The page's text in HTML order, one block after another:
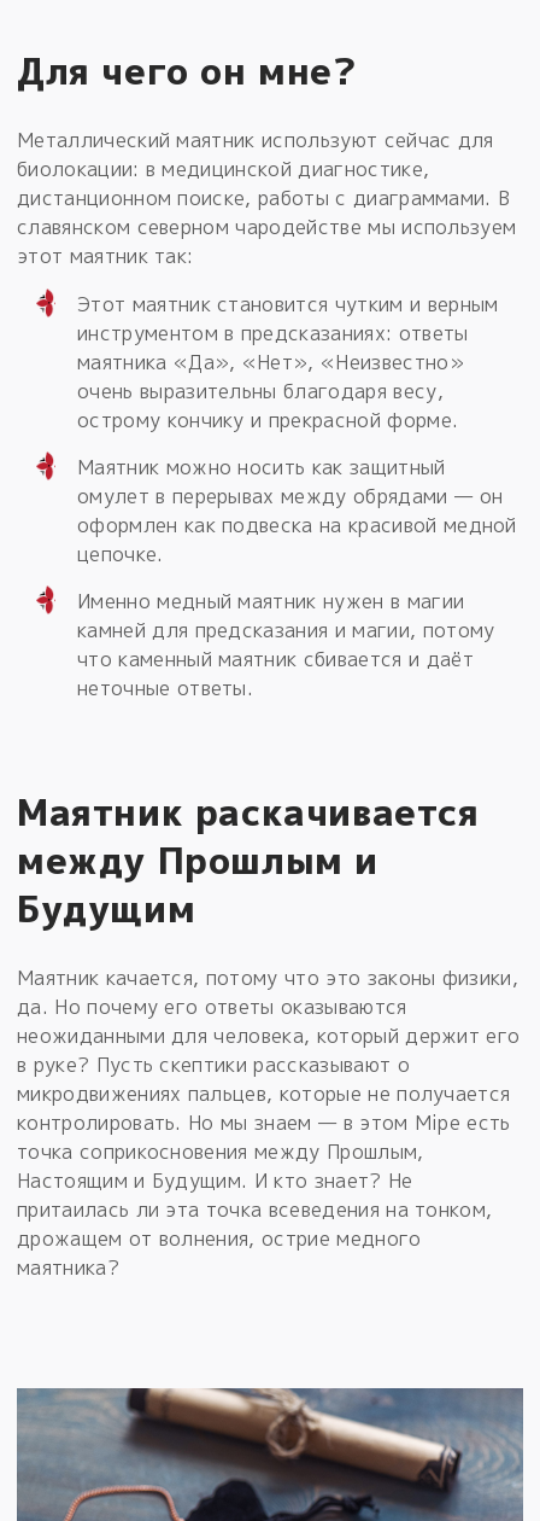
Для чего он мне?
Металлический маятник используют сейчас для
биолокации: в медицинской диагностике,
дистанционном поиске, работы с диаграммами. В
славянском северном чародействе мы используем
этот маятник так:
Этот маятник становится чутким и верным
инструментом в предсказаниях: ответы
маятника «Да», «Нет», «Неизвестно»
очень выразительны благодаря весу,
острому кончику и прекрасной форме.
Маятник можно носить как защитный
омулет в перерывах между обрядами — он
оформлен как подвеска на красивой медной
цепочке.
Именно медный маятник нужен в магии
камней для предсказания и магии, потому
что каменный маятник сбивается и даёт
неточные ответы.
Маятник раскачивается
между Прошлым и
Будущим
Маятник качается, потому что это законы физики,
да. Но почему его ответы оказываются
неожиданными для человека, который держит его
в руке? Пусть скептики рассказывают о
микродвижениях пальцев, которые не получается
контролировать. Но мы знаем — в этом Мiре есть
точка соприкосновения между Прошлым,
Настоящим и Будущим. И кто знает? Не
притаилась ли эта точка всеведения на тонком,
дрожащем от волнения, острие медного
маятника?